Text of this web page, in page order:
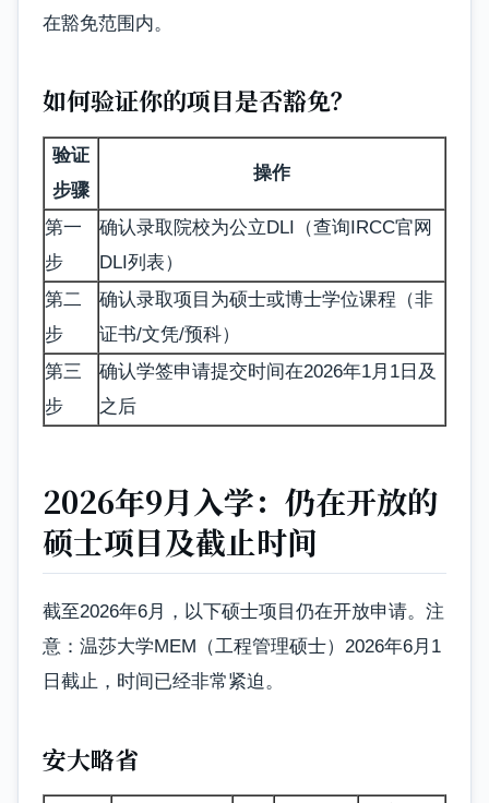
在豁免范围内。
如何验证你的项目是否豁免？
验证
步骤
操作
第一
步
确认录取院校为公立DLI（查询IRCC官网
DLI列表）
第二
步
确认录取项目为硕士或博士学位课程（非
证书/文凭/预科）
第三
步
确认学签申请提交时间在2026年1月1日及
之后
2026年9月入学：仍在开放的
硕士项目及截止时间
截至2026年6月，以下硕士项目仍在开放申请。注
意：温莎大学MEM（工程管理硕士）2026年6月1
日截止，时间已经非常紧迫。
安大略省